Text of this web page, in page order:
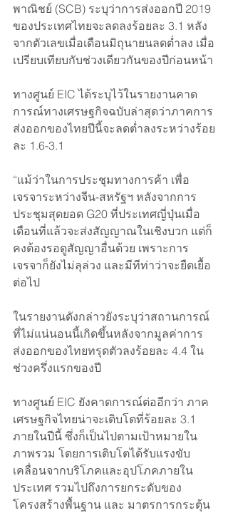
พาณิชย์ (SCB) ระบุว่าการส่งออกปี 2019
ของประเทศไทยจะลดลงร้อยละ 3.1 หลัง
จากตัวเลขเมื่อเดือนมิถุนายนลดต่ำลง เมื่อ
เปรียบเทียบกับช่วงเดียวกันของปีก่อนหน้า
ทางศูนย์ EIC ได้ระบุไว้ในรายงานคาด
การณ์ทางเศรษฐกิจฉบับล่าสุดว่าภาคการ
ส่งออกของไทยปีนี้จะลดต่ำลงระหว่างร้อย
ละ 1.6-3.1
“แม้ว่าในการประชุมทางการค้า เพื่อ
เจรจาระหว่างจีน-สหรัฐฯ หลังจากการ
ประชุมสุดยอด G20 ที่ประเทศญี่ปุ่นเมื่อ
เดือนที่แล้วจะส่งสัญญาณในเชิงบวก แต่ก็
คงต้องรอดูสัญญาอื่นด้วย เพราะการ
เจรจาก็ยังไม่ลุล่วง และมีทีท่าว่าจะยืดเยื้อ
ต่อไป
ในรายงานดังกล่าวยังระบุว่าสถานการณ์
ที่ไม่แน่นอนนี้เกิดขึ้นหลังจากมูลค่าการ
ส่งออกของไทยทรุดตัวลงร้อยละ 4.4 ใน
ช่วงครึ่งแรกของปี
ทางศูนย์ EIC ยังคาดการณ์ต่ออีกว่า ภาค
เศรษฐกิจไทยน่าจะเติบโตที่ร้อยละ 3.1
ภายในปีนี้ ซึ่งก็เป็นไปตามเป้าหมายใน
ภาพรวม โดยการเติบโตได้รับแรงขับ
เคลื่อนจากบริโภคและอุปโภคภายใน
ประเทศ รวมไปถึงการยกระดับของ
โครงสร้างพื้นฐาน และ มาตรการกระตุ้น